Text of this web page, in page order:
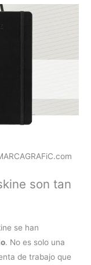
son tan
se han
. No es solo una
de trabajo que